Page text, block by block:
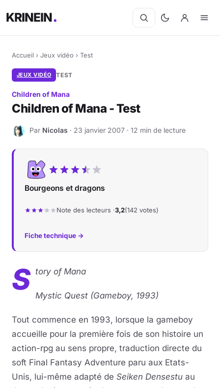
KRINEIN
Accueil › Jeux vidéo › Test
JEUX VIDÉO TEST
Children of Mana
Children of Mana - Test
N Par Nicolas · 23 janvier 2007 · 12 min de lecture
Bourgeons et dragons
Note des lecteurs ·3,2(142 votes)
Fiche technique →
S tory of Mana
Mystic Quest (Gameboy, 1993)
Tout commence en 1993, lorsque la gameboy
accueille pour la première fois de son histoire un
action-rpg au sens propre, traduction directe du
soft Final Fantasy Adventure paru aux Etats-
Unis, lui-même adapté de Seiken Densestu au